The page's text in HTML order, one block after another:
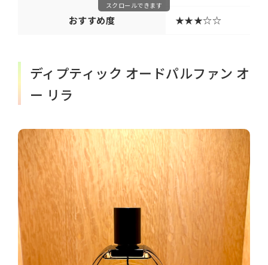
おすすめ度 ★★★☆☆
スクロールできます
ディプティック オードパルファン オ
ー リラ